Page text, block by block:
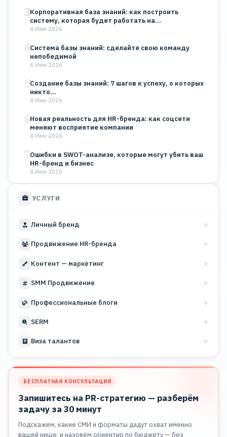
3Корпоративная база знаний: как построить
систему, которая будет работать на…
4 Июн 2026
4Система базы знаний: сделайте свою команду
непобедимой
4 Июн 2026
5Создание базы знаний: 7 шагов к успеху, о которых
никто…
4 Июн 2026
6Новая реальность для HR-бренда: как соцсети
меняют восприятие компании
4 Июн 2026
7Ошибки в SWOT-анализе, которые могут убить ваш
HR-бренд и бизнес
4 Июн 2026
УСЛУГИ
Личный бренд
Продвижение HR-бренда
Контент — маркетинг
SMM Продвижение
Профессиональные блоги
SERM
Виза талантов
БЕСПЛАТНАЯ КОНСУЛЬТАЦИЯ
Запишитесь на PR-стратегию — разберём
задачу за 30 минут
Подскажем, какие СМИ и форматы дадут охват именно
вашей нише, и назовём ориентир по бюджету — без